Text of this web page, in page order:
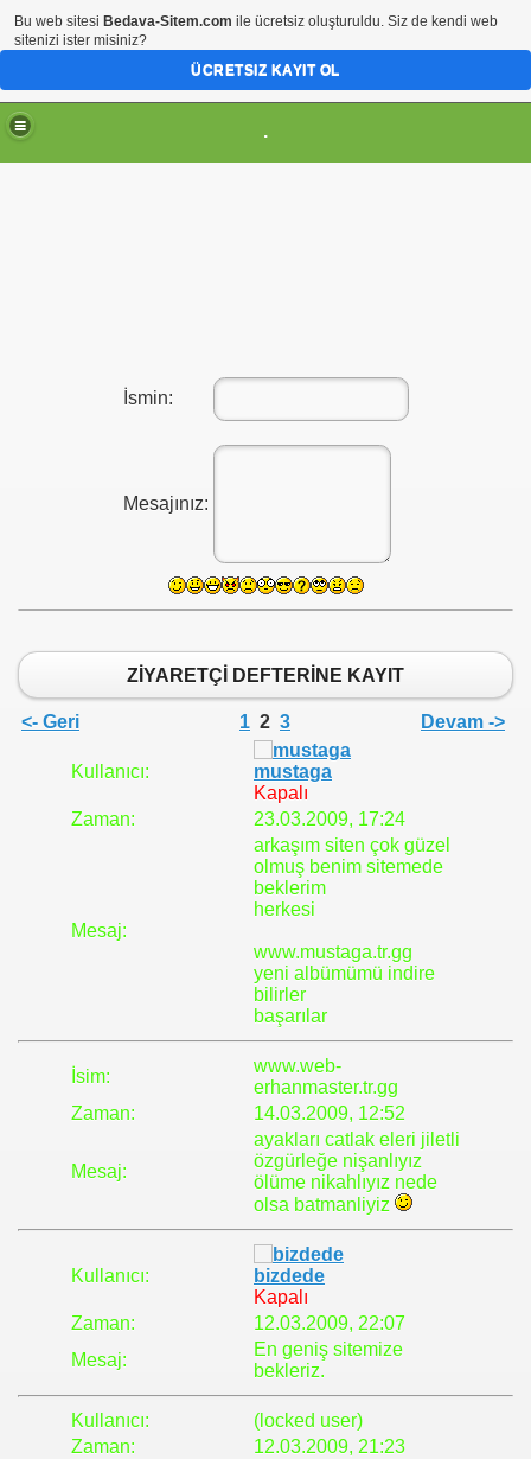
.
İsmin:
Mesajınız:
ZİYARETÇİ DEFTERİNE KAYIT
<- Geri 1 2 3 Devam ->
Kullanıcı:
mustaga
Kapalı
Zaman:
23.03.2009, 17:24
Mesaj:
arkaşım siten çok güzel
olmuş benim sitemede
beklerim
herkesi
www.mustaga.tr.gg
yeni albümümü indire
bilirler
başarılar
İsim:
www.web-
erhanmaster.tr.gg
Zaman:
14.03.2009, 12:52
Mesaj:
ayakları catlak eleri jiletli
özgürleğe nişanlıyız
ölüme nikahlıyız nede
olsa batmanliyiz
Kullanıcı:
bizdede
Kapalı
Zaman:
12.03.2009, 22:07
Mesaj:
En geniş sitemize
bekleriz.
Kullanıcı:
(locked user)
Zaman:
12.03.2009, 21:23
Bu web sitesi Bedava-Sitem.com ile ücretsiz oluşturuldu. Siz de kendi web
sitenizi ister misiniz?
ÜCRETSIZ KAYIT OL